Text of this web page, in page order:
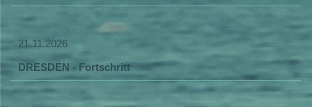
21.11.2026
DRESDEN - Fortschritt